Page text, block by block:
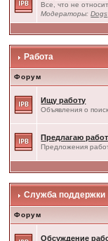
Все, что не
Модераторы:Dogs
Работа
Форум
Ищу работу
Объявления о
Предлагаю
Предложения
Служба поддержки
Форум
Обсуждение